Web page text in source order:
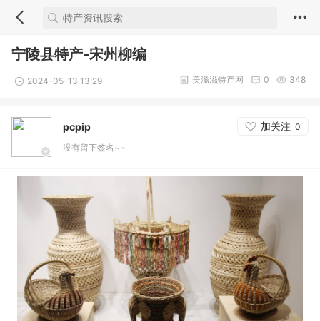
宁陵县特产-宋州柳编
2024-05-13 13:29 348
0
美滋滋特产网
pcpip 加关注 0
没有留下签名~~